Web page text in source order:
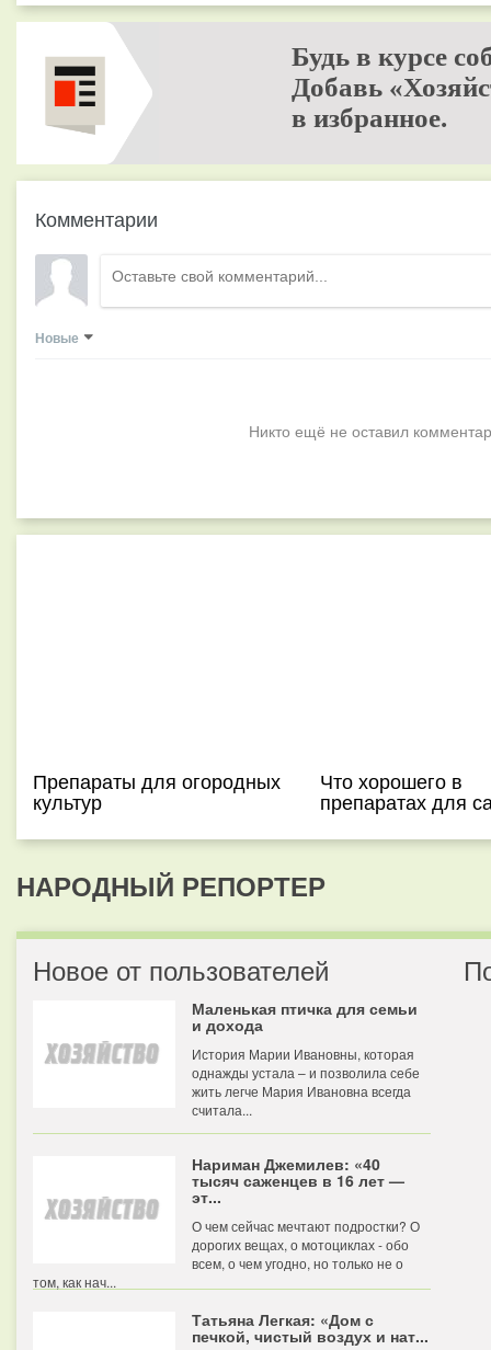
Будь в курсе
Добавь
в избранное.
Комментарии
Новые
Никто ещё не оставил
Препараты для огородных
культур
Что хорошего в
препаратах для
НАРОДНЫЙ РЕПОРТЕР
Новое от пользователей
Маленькая птичка для семьи
и дохода
История Марии Ивановны, которая
однажды устала – и позволила себе
жить легче Мария Ивановна всегда
считала...
Нариман Джемилев: «40
тысяч саженцев в 16 лет —
эт...
О чем сейчас мечтают подростки? О
дорогих вещах, о мотоциклах - обо
всем, о чем угодно, но только не о
том, как нач...
Татьяна Легкая: «Дом с
печкой, чистый воздух и нат...